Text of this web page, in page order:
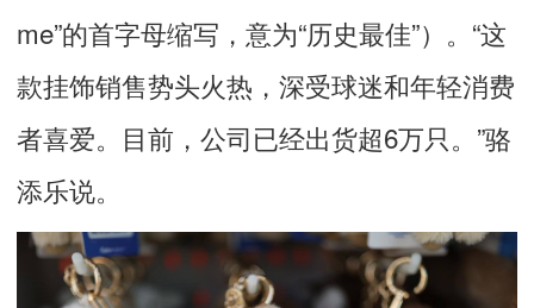
me”的首字母缩写，意为“历史最佳”）。“这
款挂饰销售势头火热，深受球迷和年轻消费
者喜爱。目前，公司已经出货超6万只。”骆
添乐说。